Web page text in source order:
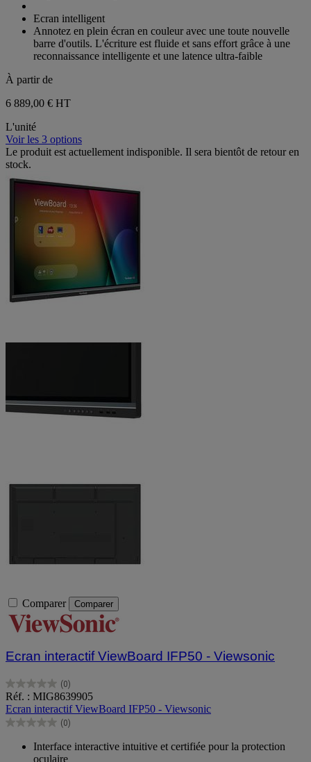
Ecran intelligent
Annotez en plein écran en couleur avec une toute nouvelle
barre d'outils. L'écriture est fluide et sans effort grâce à une
reconnaissance intelligente et une latence ultra-faible
À partir de
6 889,00 € HT
L'unité
Voir les 3 options
Le produit est actuellement indisponible. Il sera bientôt de retour en
stock.
Comparer Comparer
Ecran interactif ViewBoard IFP50 - Viewsonic
(0)
0.0
sur
5
étoiles.
Réf. : MIG8639905
Ecran interactif ViewBoard IFP50 - Viewsonic
(0)
0.0
Interface interactive intuitive et certifiée pour la protection
oculaire